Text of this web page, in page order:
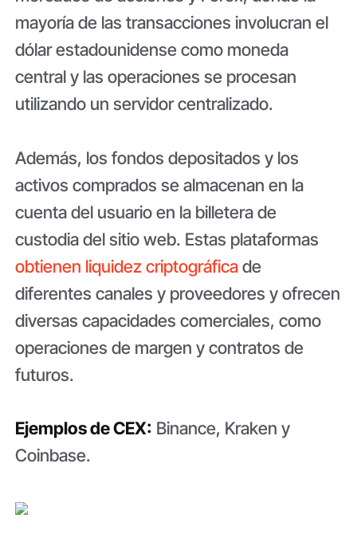
mayoría de las transacciones involucran el
dólar estadounidense como moneda
central y las operaciones se procesan
utilizando un servidor centralizado.
Además, los fondos depositados y los
activos comprados se almacenan en la
cuenta del usuario en la billetera de
custodia del sitio web. Estas plataformas
obtienen liquidez criptográficade
diferentes canales y proveedores y ofrecen
diversas capacidades comerciales, como
operaciones de margen y contratos de
futuros.
Ejemplos de CEX: Binance, Kraken y
Coinbase.